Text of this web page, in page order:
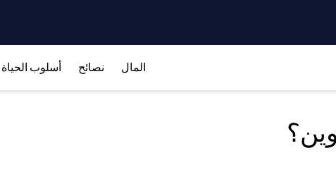
المال نصائح أسلوب الحياة